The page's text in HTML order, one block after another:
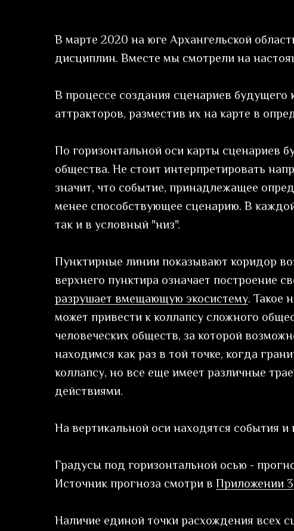
В марте 2020 на юге Архангельской
дисциплин. Вместе мы смотрели на
В процессе создания сценариев
аттракторов, разместив их на карте в
По горизонтальной оси карты сценариев
общества. Не стоит интерпретировать
значит, что событие, принадлежащее
менее способствующее сценарию. В
так и в условный "низ".
Пунктирные линии показывают коридор
верхнего пунктира означает построение
разрушает вмещающую экосистему. Такое
может привести к коллапсу сложного
человеческих обществ, за которой
находимся как раз в той точке, когда
коллапсу, но все еще имеет различные
действиями.
На вертикальной оси находятся события
Градусы под горизонтальной осью -
Источник прогноза смотри в Приложении 3
Наличие единой точки расхождения всех